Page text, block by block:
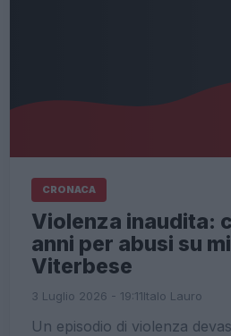
CRONACA
Violenza inaudita:
anni per abusi su
Viterbese
3 Luglio 2026 - 19:11Italo Lauro
Un episodio di violenza